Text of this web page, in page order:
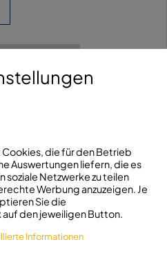
Kontaktieren Sie uns!
die für den Betrieb
Auswertungen liefern, die es
soziale Netzwerke zu teilen
Werbung anzuzeigen. Je
Sie die
den jeweiligen Button.
Informationen